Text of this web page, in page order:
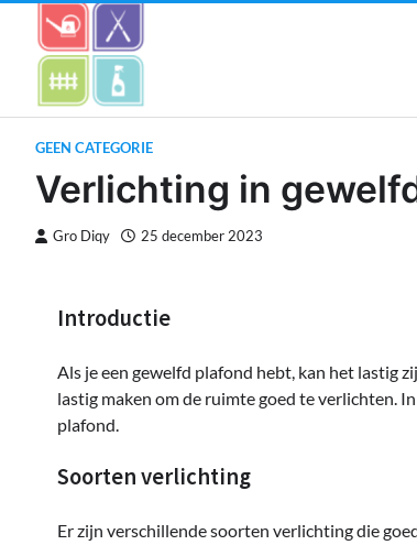
content
GEEN CATEGORIE
Verlichting in
Gro Diqy 25 december 2023
Introductie
Als je een gewelfd plafond hebt, kan het lastig
lastig maken om de ruimte goed te verlichten.
plafond.
Soorten verlichting
Er zijn verschillende soorten verlichting die